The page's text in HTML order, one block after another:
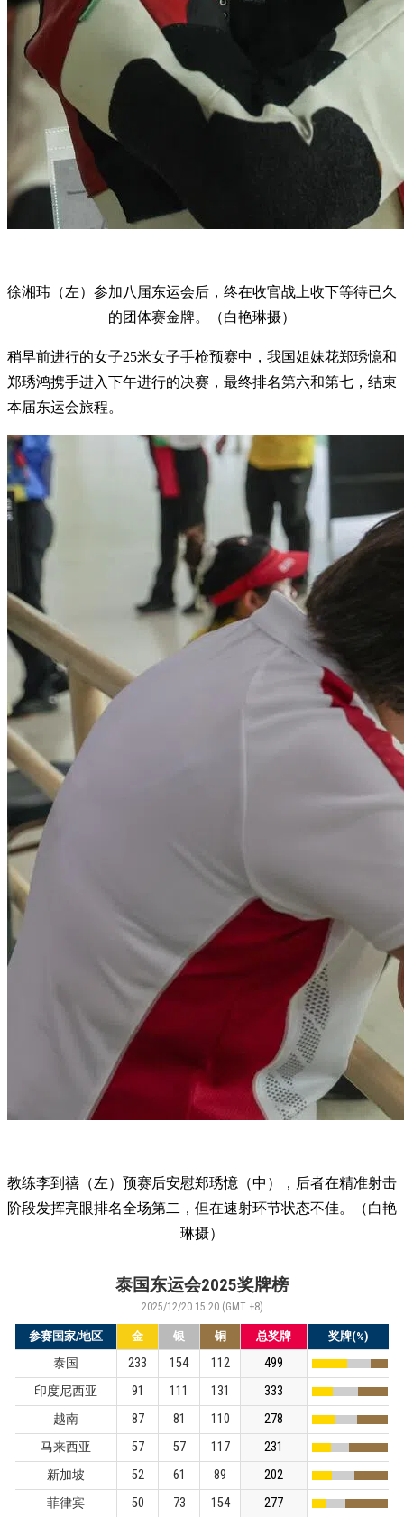
徐湘玮（左）参加八届东运会后，终在收官战上收下等待已久
的团体赛金牌。（白艳琳摄）
稍早前进行的女子25米女子手枪预赛中，我国姐妹花郑琇憶和
郑琇鸿携手进入下午进行的决赛，最终排名第六和第七，结束
本届东运会旅程。
教练李到禧（左）预赛后安慰郑琇憶（中），后者在精准射击
阶段发挥亮眼排名全场第二，但在速射环节状态不佳。（白艳
琳摄）